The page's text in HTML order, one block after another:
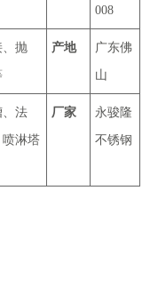
008
、抛 产地 广东佛
山
、法
喷淋塔
厂家 永骏隆
不锈钢